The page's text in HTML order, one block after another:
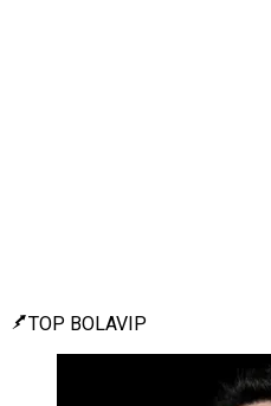
TOP BOLAVIP